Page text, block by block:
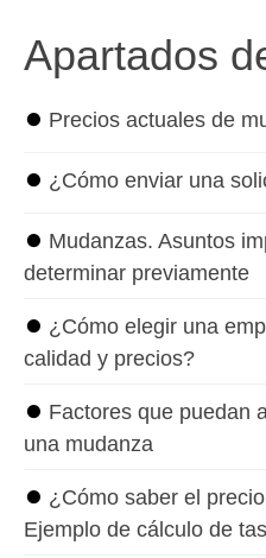
Apartados
⏺ Precios actuales de
⏺ ¿Cómo enviar una
⏺ Mudanzas. Asuntos
determinar previamente
⏺ ¿Cómo elegir una
calidad y precios?
⏺ Factores que puedan
una mudanza
⏺ ¿Cómo saber el
Ejemplo de cálculo de